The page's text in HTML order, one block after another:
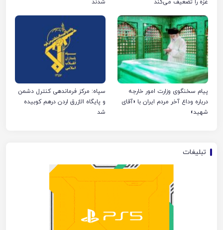
غزه را تضعیف می‌کند شدند
پیام سخنگوی وزارت امور خارجه
درباره وداع آخر مردم ایران با «آقای
شهید»
سپاه: مرکز فرماندهی کنترل دشمن
و پایگاه الازرق اردن درهم کوبیده
شد
تبلیغات